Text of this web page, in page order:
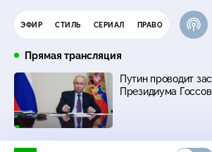
ЭФИР СТИЛЬ СЕРИАЛ ПРАВО
Прямая трансляция
Путин проводит
Президиума